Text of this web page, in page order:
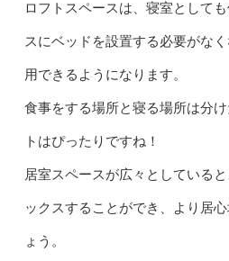
ロフトスペースは、寝室として
スにベッドを設置する必要がな
用できるようになります。
食事をする場所と寝る場所は分
トはぴったりですね！
居室スペースが広々としている
ックスすることができ、より居
ょう。